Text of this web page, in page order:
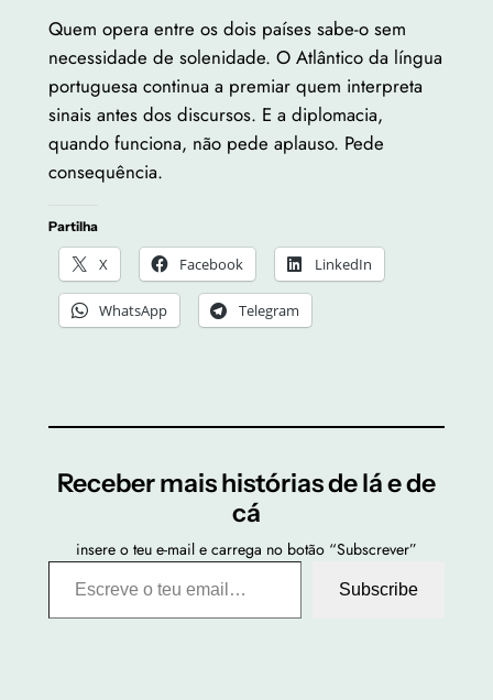
Quem opera entre os dois países sabe-o sem
necessidade de solenidade. O Atlântico da língua
portuguesa continua a premiar quem interpreta
sinais antes dos discursos. E a diplomacia,
quando funciona, não pede aplauso. Pede
consequência.
Partilha
X Facebook LinkedIn
WhatsApp Telegram
Receber mais histórias de lá e de
cá
insere o teu e-mail e carrega no botão “Subscrever”
Escreve o teu email…
Subscribe